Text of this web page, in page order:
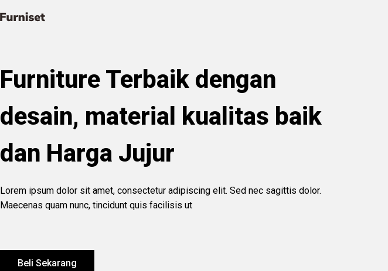
Furniture Terbaik dengan
desain, material kualitas baik
dan Harga Jujur
Lorem ipsum dolor sit amet, consectetur adipiscing elit. Sed nec sagittis dolor.
Maecenas quam nunc, tincidunt quis facilisis ut
Beli Sekarang